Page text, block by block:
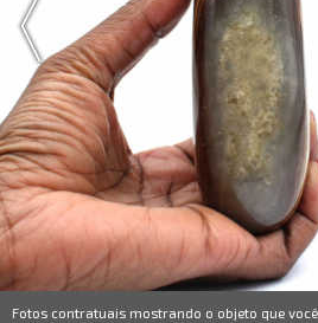
Fotos contratuais mostrando o objeto que